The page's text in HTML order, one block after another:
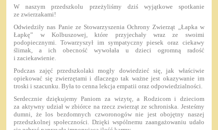
W naszym przedszkolu przeżyliśmy dziś wyjątkowe spotkanie
ze zwierzakami!
Odwiedziły nas Panie ze Stowarzyszenia Ochrony Zwierząt „Łapka w
Łapkę” w Kolbuszowej, które przyjechały wraz ze swoimi
podopiecznymi. Towarzyszył im sympatyczny piesek oraz ciekawy
ślimak, a ich obecność wywołała u dzieci ogromną radość
i zaciekawienie.
Podczas zajęć przedszkolaki mogły dowiedzieć się, jak właściwie
opiekować się zwierzętami i dlaczego tak ważne jest okazywanie im
troski i szacunku. Była to cenna lekcja empatii oraz odpowiedzialności.
Serdecznie dziękujemy Paniom za wizytę, a Rodzicom i dzieciom
za aktywny udział w zbiórce na rzecz zwierząt ze schroniska. Jesteśmy
dumni, że los bezdomnych czworonogów nie jest obojętny naszej
przedszkolnej społeczności. Dzięki wspólnemu zaangażowaniu udało